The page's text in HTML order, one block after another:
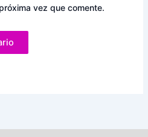
vez que comente.